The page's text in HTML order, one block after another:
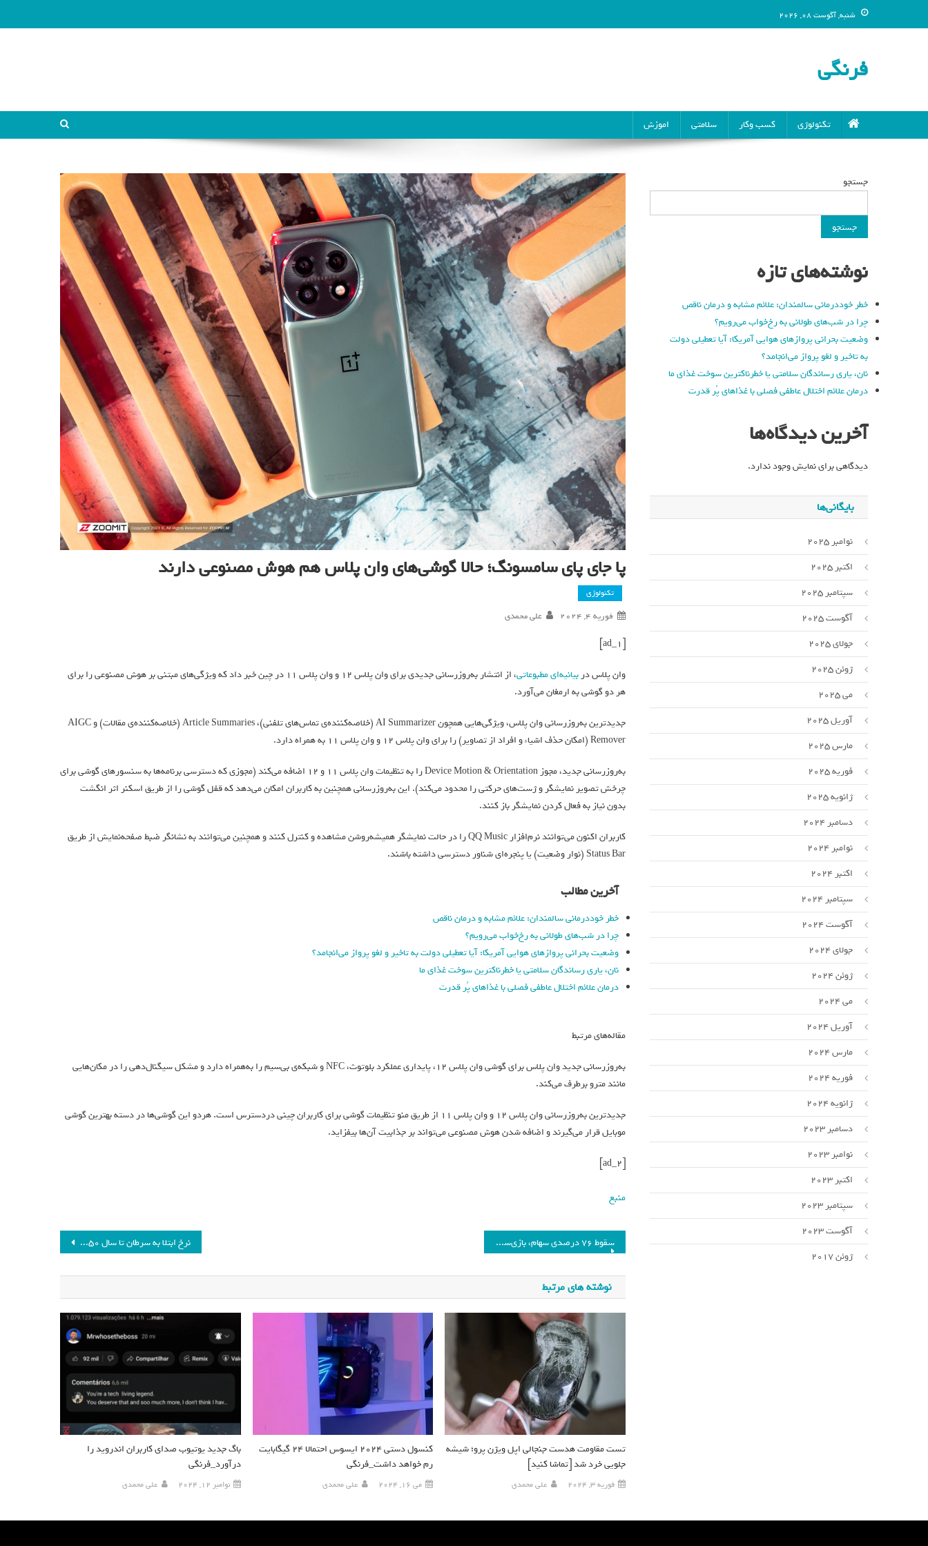
شنبه, آگوست 08, 2026
فرنگی
تکنولوژی کسب وکار سلامتی اموزش
پا جای پای سامسونگ؛ حالا گوشی‌های وان پلاس هم هوش مصنوعی دارند
تکنولوژی
فوریه 4, 2024 علی محمدی
[ad_1]
وان پلاس در بیانیه‌ای مطبوعاتی
، از انتشار به‌روزرسانی‌ جدیدی برای وان پلاس ۱۲ و وان پلاس ۱۱ در چین خبر داد که ویژگی‌های مبتنی بر هوش مصنوعی را برای
هر دو گوشی به ارمغان می‌آورد.
جدیدترین به‌روزرسانی وان پلاس، ویژگی‌هایی همچون AI Summarizer (خلاصه‌کننده‌ی تماس‌های تلفنی)، Article Summaries (خلاصه‌کننده‌ی مقالات) و AIGC
Remover (امکان حذف اشیاء و افراد از تصاویر) را برای وان پلاس ۱۲ و وان پلاس ۱۱ به همراه دارد.
به‌روزرسانی‌ جدید، مجوز Device Motion & Orientation را به تنظیمات وان پلاس ۱۱ و ۱۲ اضافه می‌کند (مجوزی که دسترسی برنامه‌ها به سنسور‌های گوشی برای
چرخش تصویر نمایشگر و ژست‌های حرکتی را محدود می‌کند). این به‌روزرسانی همچنین به کاربران امکان می‌دهد که قفل گوشی‌ را از طریق اسکنر اثر انگشت
بدون نیاز به فعال‌ کردن نمایشگر باز کنند.
کاربران اکنون می‌توانند نرم‌افزار QQ Music را در حالت نمایشگر همیشه‌روشن مشاهده و کنترل کنند و همچنین می‌توانند به نشانگر ضبط صفحه‌نمایش از طریق
Status Bar (نوار وضعیت) یا پنجره‌ای شناور دسترسی داشته باشند.
آخرین مطالب
خطر خوددرمانی سالمندان: علائم مشابه و درمان ناقص
چرا در شب‌های طولانی به رخ‌خواب می‌رویم؟
وضعیت بحرانی پروازهای هوایی آمریکا: آیا تعطیلی دولت به تاخیر و لغو پرواز می‌انجامد؟
نان، یاری رساندگان سلامتی یا خطرناکترین سوخت غذای ما
درمان علائم اختلال عاطفی فصلی با غذاهای پُر قدرت
مقاله‌های مرتبط
به‌روزرسانی جدید وان پلاس برای گوشی وان پلاس ۱۲، پایداری عملکرد بلوتوث، NFC و شبکه‌ی بی‌سیم را به‌همراه دارد و مشکل سیگنال‌‌دهی را در مکان‌هایی
مانند مترو برطرف می‌کند.
جدیدترین به‌روزرسانی وان پلاس ۱۲ و وان پلاس ۱۱ از طریق منو تنظیمات گوشی برای کاربران چینی دردسترس است. هر‌دو این گوشی‌ها در دسته بهترین گوشی‌
موبایل قرار می‌گیرند و اضافه‌ شدن هوش مصنوعی می‌تواند بر جذابیت آن‌ها بیفزاید.
[ad_2]
منبع
نرخ ابتلا به سرطان تا سال 2050 حدود 77 درصد افزایش می‌یابد سقوط ۷۶ درصدی سهام، بازی‌ساز بزرگ چین را در شوک فروبرد
نوشته های مرتبط
باگ جدید یوتیوب صدای کاربران اندروید را
درآورد_فرنگی
نوامبر 12, 2024 علی محمدی
کنسول دستی ۲۰۲۴ ایسوس احتمالا ۲۴ گیگابایت
رم خواهد داشت_فرنگی
می 16, 2024 علی محمدی
تست مقاومت هدست جنجالی اپل ویژن پرو؛ شیشه
جلویی خرد شد [تماشا کنید]
فوریه 3, 2024 علی محمدی
جستجو
جستجو
نوشته‌های تازه
خطر خوددرمانی سالمندان: علائم مشابه و درمان ناقص
چرا در شب‌های طولانی به رخ‌خواب می‌رویم؟
وضعیت بحرانی پروازهای هوایی آمریکا: آیا تعطیلی دولت
به تاخیر و لغو پرواز می‌انجامد؟
نان، یاری رساندگان سلامتی یا خطرناکترین سوخت غذای ما
درمان علائم اختلال عاطفی فصلی با غذاهای پُر قدرت
آخرین دیدگاه‌ها
دیدگاهی برای نمایش وجود ندارد.
بایگانی‌ها
نوامبر 2025
اکتبر 2025
سپتامبر 2025
آگوست 2025
جولای 2025
ژوئن 2025
می 2025
آوریل 2025
مارس 2025
فوریه 2025
ژانویه 2025
دسامبر 2024
نوامبر 2024
اکتبر 2024
سپتامبر 2024
آگوست 2024
جولای 2024
ژوئن 2024
می 2024
آوریل 2024
مارس 2024
فوریه 2024
ژانویه 2024
دسامبر 2023
نوامبر 2023
اکتبر 2023
سپتامبر 2023
آگوست 2023
ژوئن 2017